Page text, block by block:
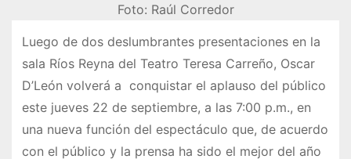
Foto: Raúl Corredor
Luego de dos deslumbrantes presentaciones en la
sala Ríos Reyna del Teatro Teresa Carreño, Oscar
D’León volverá a conquistar el aplauso del público
este jueves 22 de septiembre, a las 7:00 p.m., en
una nueva función del espectáculo que, de acuerdo
con el público y la prensa ha sido el mejor del año